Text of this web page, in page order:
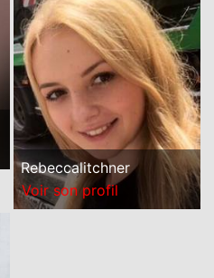
Rebeccalitchner
Voir son profil